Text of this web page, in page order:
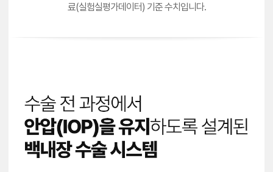
료(실험실평가데이터) 기준 수치입니다.